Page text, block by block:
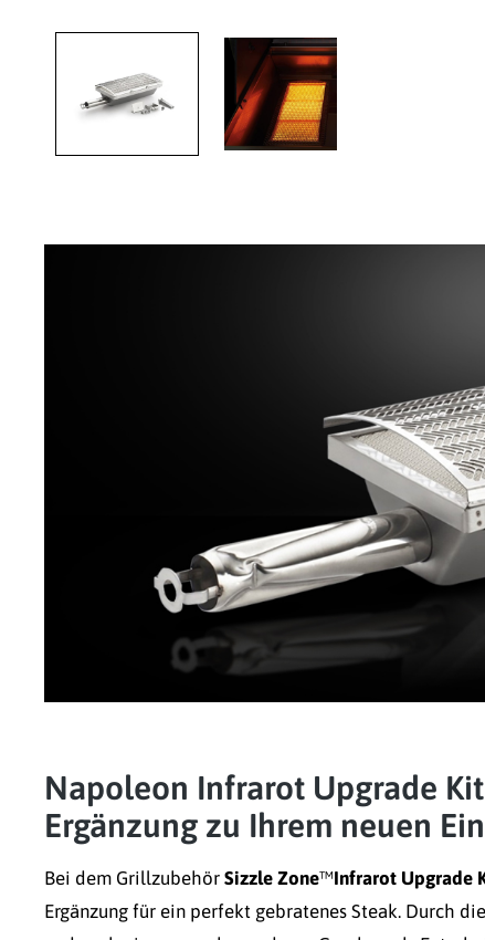
Napoleon Infrarot Upgrade
Ergänzung zu Ihrem neuen
Bei dem Grillzubehör Sizzle Zone™Infrarot Upgrade
Ergänzung für ein perfekt gebratenes Steak. Durch